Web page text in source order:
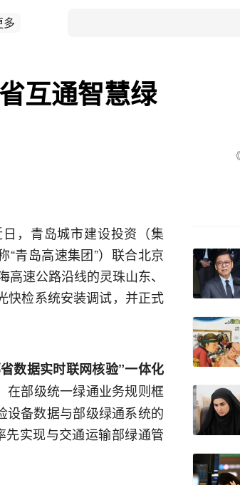
多
互通智慧绿
，青岛城市建设投资（集
青岛高速集团”）联合北京
速公路沿线的灵珠山东、
快检系统安装调试，并正式
数据实时联网核验”一体化
在部级统一绿通业务规则框
设备数据与部级绿通系统的
先实现与交通运输部绿通管